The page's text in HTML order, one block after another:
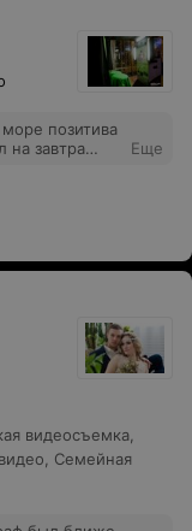
позитива
на завтра
на
Еще
видеосъемка
Семейная